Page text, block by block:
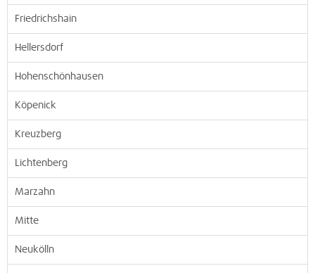
Friedrichshain
Hellersdorf
Hohenschönhausen
Köpenick
Kreuzberg
Lichtenberg
Marzahn
Mitte
Neukölln